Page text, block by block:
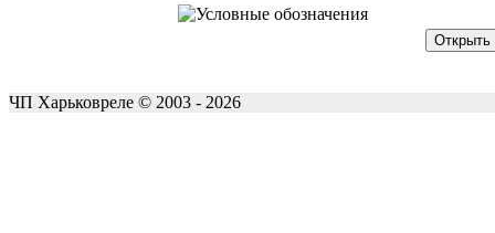
ЧП Харьковреле © 2003 - 2026